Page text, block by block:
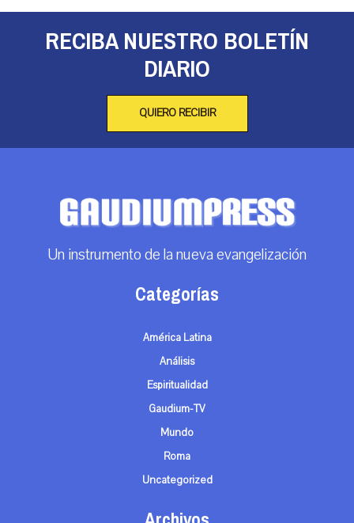
RECIBA NUESTRO BOLETÍN
DIARIO
QUIERO RECIBIR
Un instrumento de la nueva evangelización
Categorías
América Latina
Análisis
Espiritualidad
Gaudium-TV
Mundo
Roma
Uncategorized